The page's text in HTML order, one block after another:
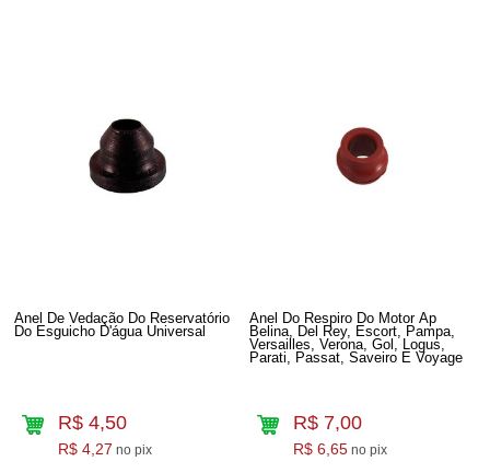
Anel De Vedação Do Reservatório
Do Esguicho D'água Universal
R$ 4,50
R$ 4,27 no pix
Anel Do Respiro Do Motor Ap
Belina, Del Rey, Escort, Pampa,
Versailles, Verona, Gol, Logus,
Parati, Passat, Saveiro E Voyage
R$ 7,00
R$ 6,65 no pix